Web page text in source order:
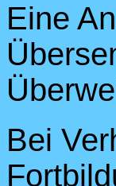
Eine
Bei